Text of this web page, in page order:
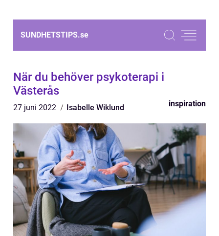
SUNDHETSTIPS.se
När du behöver psykoterapi i
Västerås
27 juni 2022 Isabelle Wiklund inspiration